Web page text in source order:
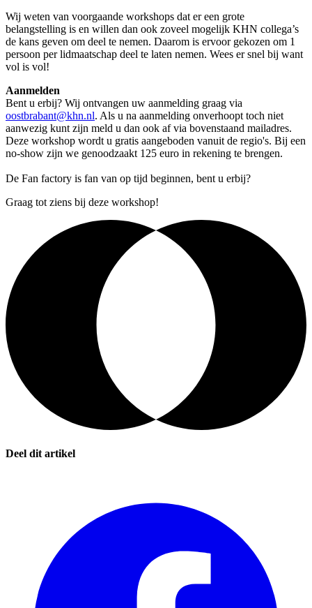
Wij weten van voorgaande workshops dat er een grote
belangstelling is en willen dan ook zoveel mogelijk KHN collega’s
de kans geven om deel te nemen. Daarom is ervoor gekozen om 1
persoon per lidmaatschap deel te laten nemen. Wees er snel bij want
vol is vol!
Aanmelden
Bent u erbij? Wij ontvangen uw aanmelding graag via
oostbrabant@khn.nl. Als u na aanmelding onverhoopt toch niet
aanwezig kunt zijn meld u dan ook af via bovenstaand mailadres.
Deze workshop wordt u gratis aangeboden vanuit de regio's. Bij een
no-show zijn we genoodzaakt 125 euro in rekening te brengen.
De Fan factory is fan van op tijd beginnen, bent u erbij?
Graag tot ziens bij deze workshop!
Deel dit artikel